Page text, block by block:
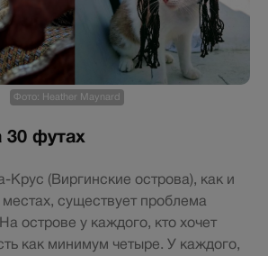
Фото: Heather Maynard
футах
Крус (Виргинские острова), как и
местах, существует проблема
острове у каждого, кто хочет
как минимум четыре. У каждого,